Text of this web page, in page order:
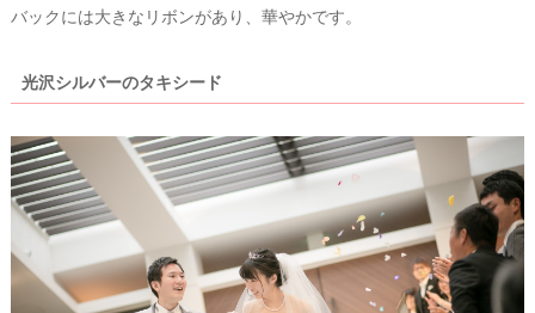
バックには大きなリボンがあり、華やかです。
光沢シルバーのタキシード